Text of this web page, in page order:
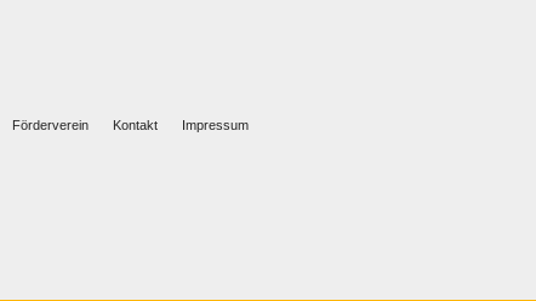
Impressum
Kontakt
Förderverein